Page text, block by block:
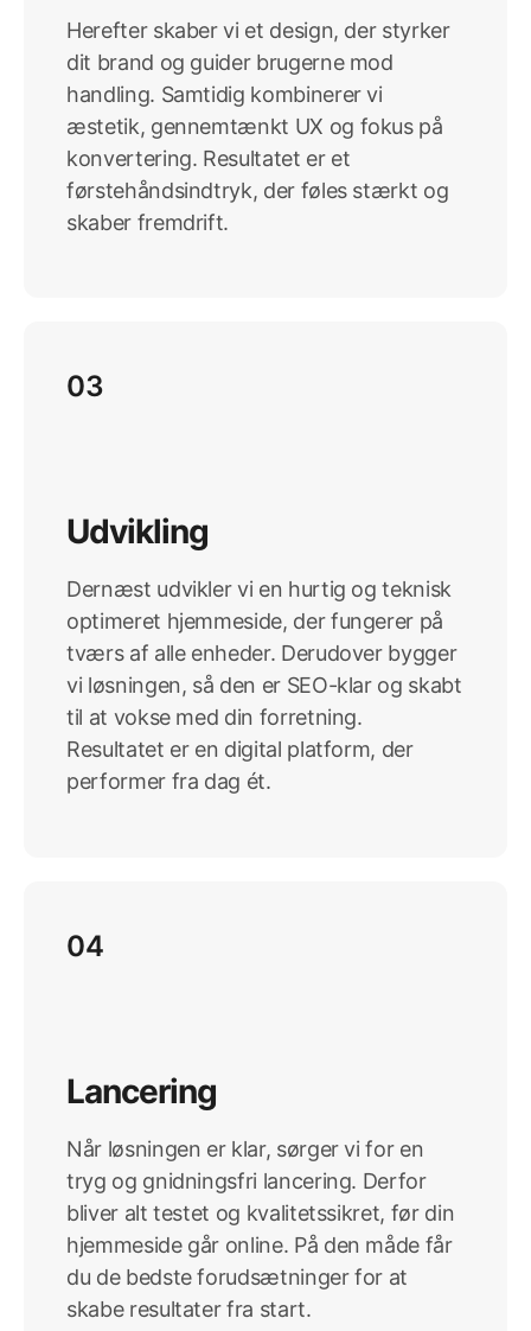
Herefter skaber vi et design, der styrker
dit brand og guider brugerne mod
handling. Samtidig kombinerer vi
æstetik, gennemtænkt UX og fokus på
konvertering. Resultatet er et
førstehåndsindtryk, der føles stærkt og
skaber fremdrift.
03
Udvikling
Dernæst udvikler vi en hurtig og teknisk
optimeret hjemmeside, der fungerer på
tværs af alle enheder. Derudover bygger
vi løsningen, så den er SEO-klar og skabt
til at vokse med din forretning.
Resultatet er en digital platform, der
performer fra dag ét.
04
Lancering
Når løsningen er klar, sørger vi for en
tryg og gnidningsfri lancering. Derfor
bliver alt testet og kvalitetssikret, før din
hjemmeside går online. På den måde får
du de bedste forudsætninger for at
skabe resultater fra start.